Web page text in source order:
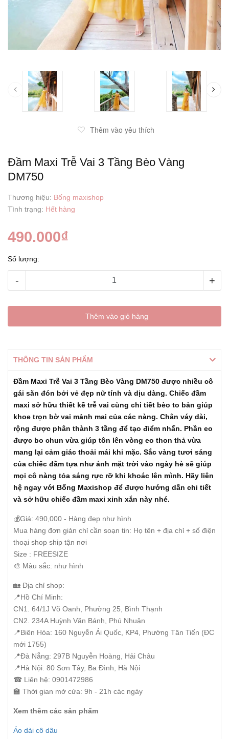
prev
Thêm vào yêu thích
Đầm Maxi Trễ Vai 3 Tầng Bèo Vàng
DM750
Thương hiệu: Bống maxishop
Tình trạng: Hết hàng
490.000₫
Số lượng:
- +
Thêm vào giỏ hàng
THÔNG TIN SẢN PHẨM
Đầm Maxi Trễ Vai 3 Tầng Bèo Vàng DM750 được nhiều cô
gái săn đón bởi vẻ đẹp nữ tính và dịu dàng. Chiếc đầm
maxi sở hữu thiết kế trễ vai cùng chi tiết bèo to bản giúp
khoe trọn bờ vai mảnh mai của các nàng. Chân váy dài,
rộng được phân thành 3 tầng để tạo điểm nhấn. Phần eo
được bo chun vừa giúp tôn lên vòng eo thon thả vừa
mang lại cảm giác thoải mái khi mặc. Sắc vàng tươi sáng
của chiếc đầm tựa như ánh mặt trời vào ngày hè sẽ giúp
mọi cô nàng tỏa sáng rực rỡ khi khoác lên mình. Hãy liên
hệ ngay với Bống Maxishop để được hướng dẫn chi tiết
và sở hữu chiếc đầm maxi xinh xắn này nhé.
💰Giá: 490,000 - Hàng đẹp như hình
Mua hàng đơn giản chỉ cần soạn tin: Họ tên + địa chỉ + số điện
thoại shop ship tận nơi
Size : FREESIZE
🎨 Màu sắc: như hình
🏡 Địa chỉ shop:
📍Hồ Chí Minh:
CN1. 64/1J Võ Oanh, Phường 25, Bình Thạnh
CN2. 234A Huỳnh Văn Bánh, Phú Nhuận
📍Biên Hòa: 160 Nguyễn Ái Quốc, KP4, Phường Tân Tiến (ĐC
mới 1755)
📍Đà Nẵng: 297B Nguyễn Hoàng, Hải Châu
📍Hà Nội: 80 Sơn Tây, Ba Đình, Hà Nội
☎ Liên hệ: 0901472986
🏫 Thời gian mở cửa: 9h - 21h các ngày
Xem thêm các sản phẩm
Áo dài cô dâu